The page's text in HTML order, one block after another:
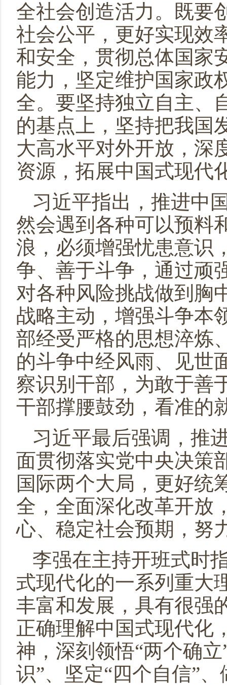
全社会创造活力。既要
社会公平，更好实现效
和安全，贯彻总体国家
能力，坚定维护国家政
全。要坚持独立自主、
的基点上，坚持把我国
大高水平对外开放，深
资源，拓展中国式现代
习近平指出，推进中
然会遇到各种可以预料
浪，必须增强忧患意识
争、善于斗争，通过顽
对各种风险挑战做到胸
战略主动，增强斗争本
部经受严格的思想淬炼
的斗争中经风雨、见世
察识别干部，为敢于善
干部撑腰鼓劲，看准的
习近平最后强调，推
面贯彻落实党中央决策
国际两个大局，更好统
全，全面深化改革开放
心、稳定社会预期，努
李强在主持开班式时
式现代化的一系列重大
丰富和发展，具有很强
正确理解中国式现代化
神，深刻领悟“两个确
识”、坚定“四个自信”